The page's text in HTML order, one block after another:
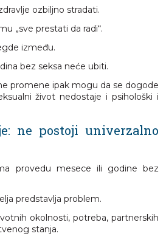
ozbiljno stradati.
„sve prestati da radi“.
između.
bez seksa neće ubiti.
promene ipak mogu da se dogode
život nedostaje i psihološki i
ne postoji univerzalno
provedu mesece ili godine bez
predstavlja problem.
okolnosti, potreba, partnerskih
stanja.